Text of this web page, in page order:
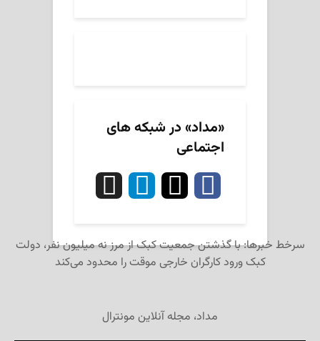
«مداد» در شبکه های
اجتماعی
سرخط خبرها: با گذشتن جمعیت کبک از مرز نه میلیون نفر، دولت
کبک ورود کارگران خارجی موقت را محدود می‌کند
مداد، مجله آنلاین مونترال